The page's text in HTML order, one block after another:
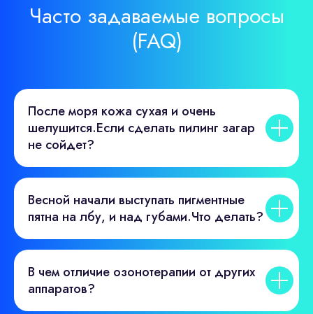
Часто задаваемые вопросы
(FAQ)
После моря кожа сухая и очень
шелушится.Если сделать пилинг загар
не сойдет?
Весной начали выступать пигментные
пятна на лбу, и над губами.Что делать?
В чем отличие озонотерапии от других
аппаратов?